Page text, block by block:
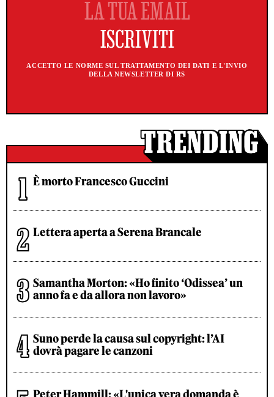
ACCETTO LE NORME SUL TRATTAMENTO DEI DATI E L'INVIO
DELLA NEWSLETTER DI RS
È morto Francesco Guccini
Lettera aperta a Serena Brancale
Samantha Morton: «Ho finito ‘Odissea’ un
anno fa e da allora non lavoro»
Suno perde la causa sul copyright: l’AI
dovrà pagare le canzoni